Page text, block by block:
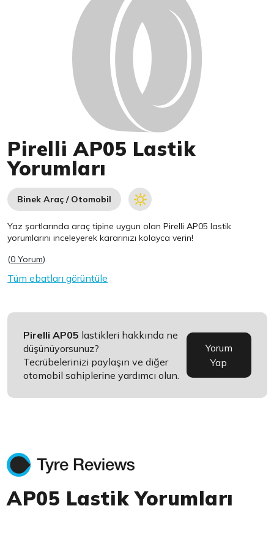
Pirelli AP05 Lastik
Yorumları
Binek Araç / Otomobil
Yaz şartlarında araç tipine uygun olanPirelli AP05 lastik
yorumlarını inceleyerek kararınızı kolayca verin!
(0 Yorum)
Tüm ebatları görüntüle
Pirelli AP05 lastikleri hakkında ne
düşünüyorsunuz?
Tecrübelerinizi paylaşın ve diğer
otomobil sahiplerine yardımcı olun.
Yorum
Yap
AP05 Lastik Yorumları